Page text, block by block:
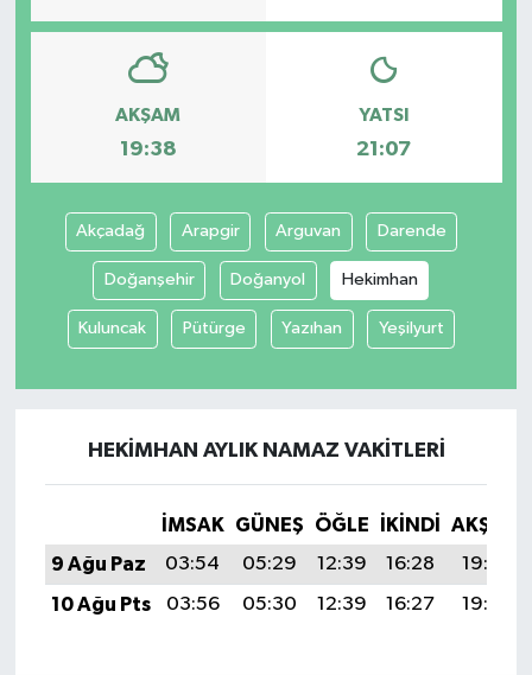
AKŞAM
19:38
YATSI
21:07
Akçadağ Arapgir Arguvan Darende
Doğanşehir Doğanyol Hekimhan
Kuluncak Pütürge Yazıhan Yeşilyurt
HEKIMHAN AYLIK NAMAZ VAKITLERI
İMSAK GÜNEŞ ÖĞLE İKINDI
AKŞAM
9 Ağu Paz
03:54 05:29 12:39 16:28
19:38
10 Ağu Pts
03:56 05:30 12:39 16:27 19:37
Siyaset
Yaşam